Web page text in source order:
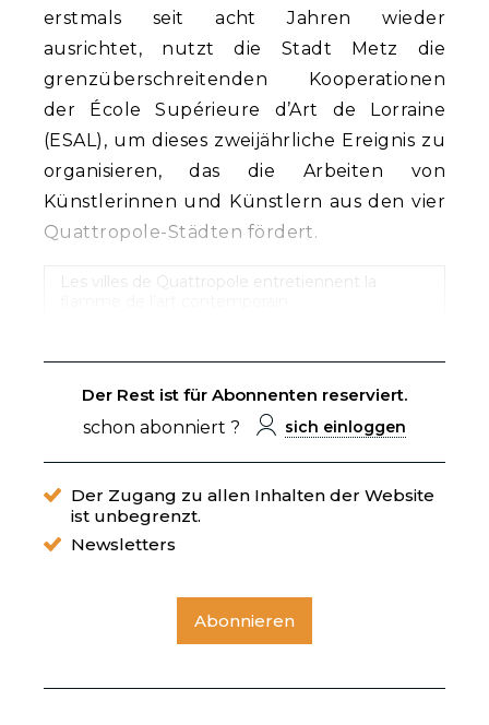
erstmals seit acht Jahren wieder
ausrichtet, nutzt die Stadt Metz die
grenzüberschreitenden Kooperationen
der École Supérieure d’Art de Lorraine
(ESAL), um dieses zweijährliche Ereignis zu
organisieren, das die Arbeiten von
Künstlerinnen und Künstlern aus den vier
Quattropole-Städten fördert.
Les villes de Quattropole entretiennent la
Der Rest ist für Abonnenten reserviert.
schon abonniert ?
sich einloggen
Der Zugang zu allen Inhalten der Website
ist unbegrenzt.
Newsletters
Abonnieren